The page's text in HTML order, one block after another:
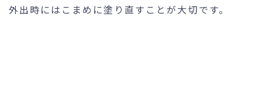
外出時にはこまめに塗り直すことが大切です。